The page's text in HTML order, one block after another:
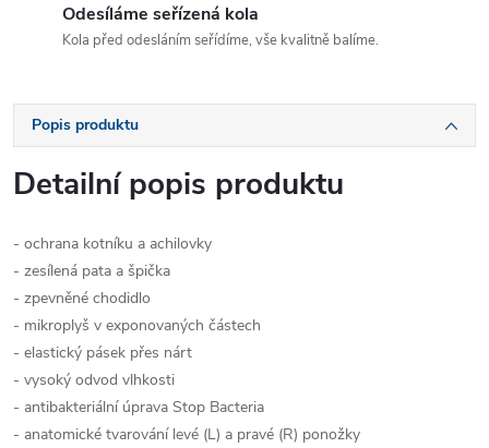
Odesíláme seřízená kola
Kola před odesláním seřídíme, vše kvalitně balíme.
Popis produktu
Detailní popis produktu
- ochrana kotníku a achilovky
- zesílená pata a špička
- zpevněné chodidlo
- mikroplyš v exponovaných částech
- elastický pásek přes nárt
- vysoký odvod vlhkosti
- antibakteriální úprava Stop Bacteria
- anatomické tvarování levé (L) a pravé (R) ponožky